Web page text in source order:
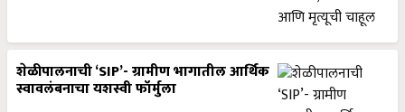
शेळीपालनाची ‘SIP’- ग्रामीण भागातील आर्थिक
स्वावलंबनाचा यशस्वी फॉर्मुला